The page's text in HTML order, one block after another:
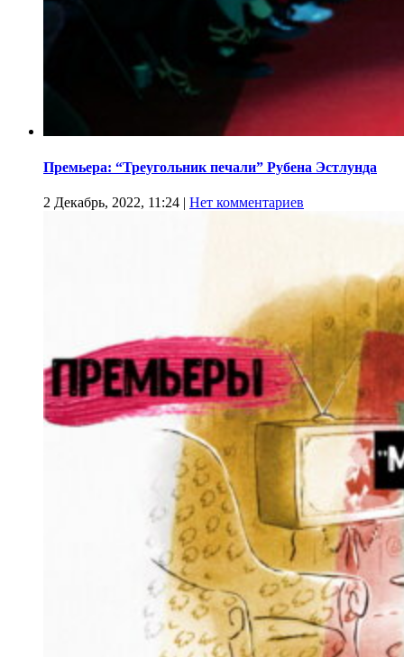
Премьера: “Треугольник печали” Рубена Эстлунда
2 Декабрь, 2022, 11:24 | Нет комментариев